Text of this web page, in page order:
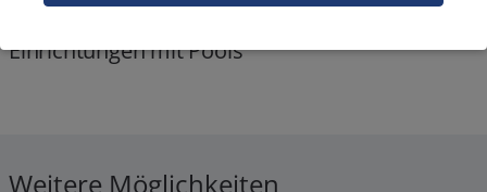
Einrichtungen mit Pools
Weitere Möglichkeiten